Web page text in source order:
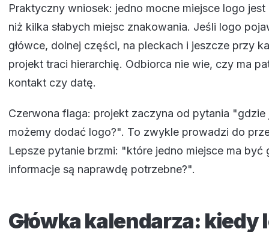
Praktyczny wniosek: jedno mocne miejsce logo
niż kilka słabych miejsc znakowania. Jeśli logo
główce, dolnej części, na pleckach i jeszcze przy
projekt traci hierarchię. Odbiorca nie wie, czy ma
kontakt czy datę.
Czerwona flaga: projekt zaczyna od pytania "gdzie
możemy dodać logo?". To zwykle prowadzi do
Lepsze pytanie brzmi: "które jedno miejsce ma być
informacje są naprawdę potrzebne?".
Główka kalendarza: kiedy